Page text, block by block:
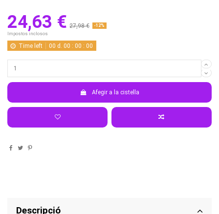
24,63 € 27,98 € -12%
Impostos inclosos
Time left 00 d. 00 :00 :00
Afegir a la cistella
Descripció